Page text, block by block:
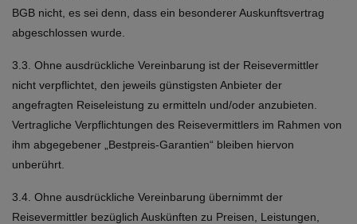
BGB nicht, es sei denn, dass ein besonderer Auskunftsvertrag
abgeschlossen wurde.
3.3. Ohne ausdrückliche Vereinbarung ist der Reisevermittler
nicht verpflichtet, den jeweils günstigsten Anbieter der
angefragten Reiseleistung zu ermitteln und/oder anzubieten.
Vertragliche Verpflichtungen des Reisevermittlers im Rahmen von
ihm abgegebener „Bestpreis-Garantien“ bleiben hiervon
unberührt.
3.4. Ohne ausdrückliche Vereinbarung übernimmt der
Reisevermittler bezüglich Auskünften zu Preisen, Leistungen,